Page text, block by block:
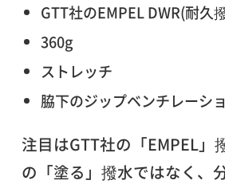
GTT社のEMPEL DWR(耐久
360g
ストレッチ
脇下のジップベンチレーシ
注目はGTT社の「EMPEL」
の「塗る」撥水ではなく、